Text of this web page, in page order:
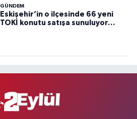
GÜNDEM
Eskişehir’in o ilçesinde 66 yeni
TOKİ konutu satışa sunuluyor…